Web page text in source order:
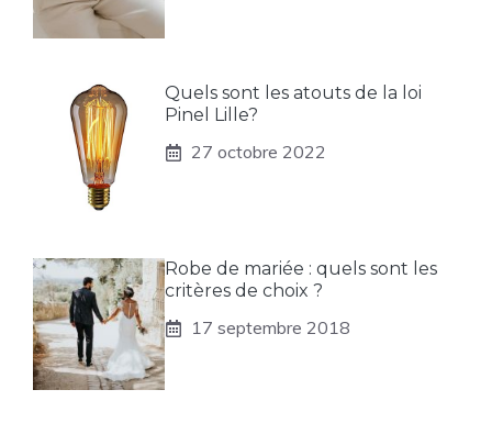
Quels sont les atouts de la loi
Pinel Lille?
27 octobre 2022
Robe de mariée : quels sont les
critères de choix ?
17 septembre 2018